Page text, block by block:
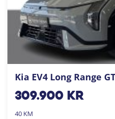
Kia EV4 Long Range
309.900kr
40 KM